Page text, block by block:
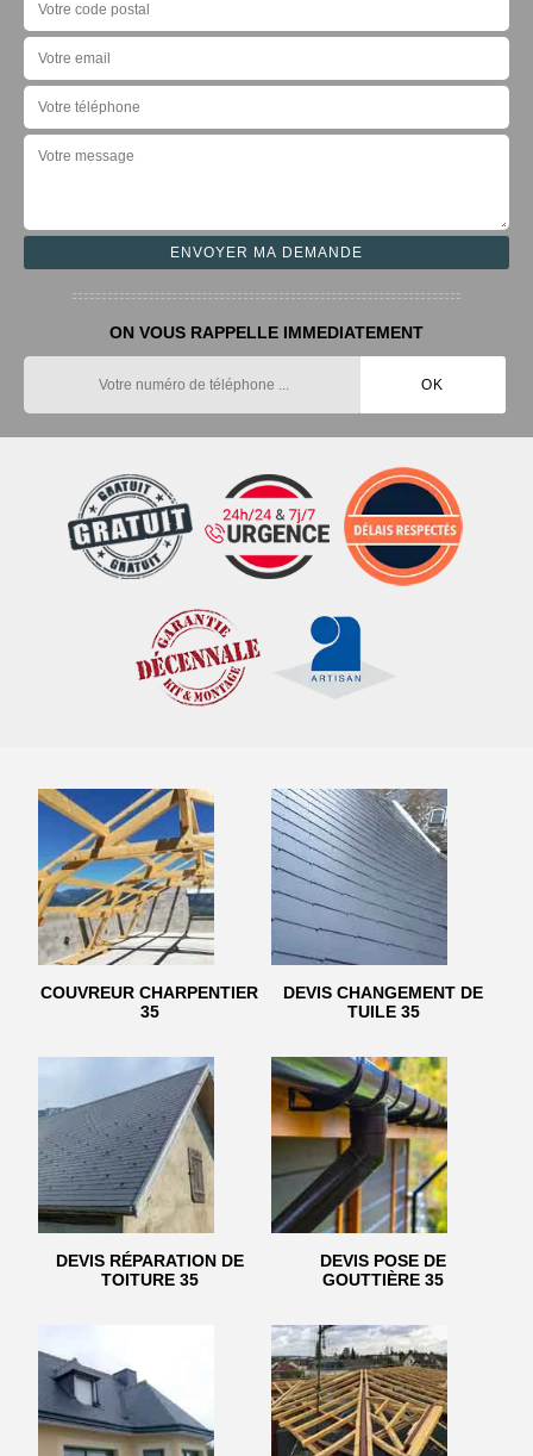
ON VOUS RAPPELLE IMMEDIATEMENT
COUVREUR CHARPENTIER
35
DEVIS CHANGEMENT DE
TUILE 35
DEVIS RÉPARATION DE
TOITURE 35
DEVIS POSE DE
GOUTTIÈRE 35